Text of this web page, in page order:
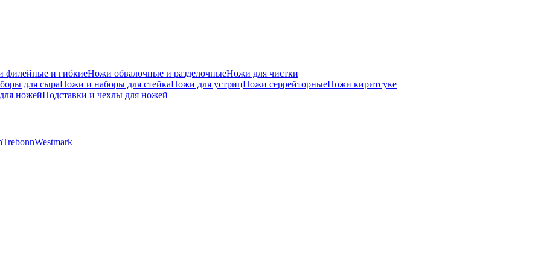
филейные и гибкиеНожи обвалочные и разделочныеНожи для чистки
для сыраНожи и наборы для стейкаНожи для устрицНожи серрейторныеНожи киритсуке
ножейПодставки и чехлы для ножей
TrebonnWestmark